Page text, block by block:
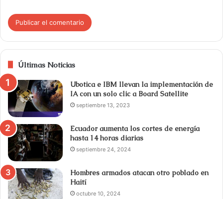
Últimas Noticias
Ubotica e IBM llevan la implementación de
IA con un solo clic a Board Satellite
septiembre 13, 2023
Ecuador aumenta los cortes de energía
hasta 14 horas diarias
septiembre 24, 2024
Hombres armados atacan otro poblado en
Haití
octubre 10, 2024